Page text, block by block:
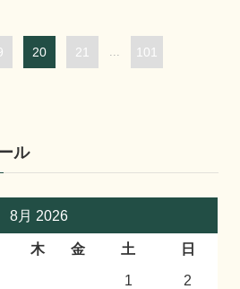
20 21 ... 101
ル
8月 2026
木 金 土
日
1
2